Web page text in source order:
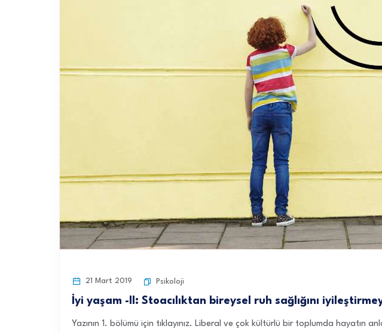
21 Mart 2019 Psikoloji
İyi yaşam -II: Stoacılıktan bireysel ruh sağlığını
Yazının 1. bölümü için tıklayınız. Liberal ve çok kültürlü bir toplumda hayatın